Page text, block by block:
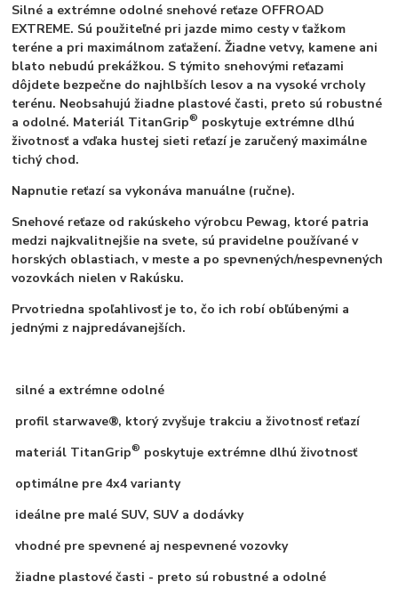
Silné a extrémne odolné snehové reťaze OFFROAD
EXTREME. Sú použiteľné pri jazde mimo cesty v ťažkom
teréne a pri maximálnom zaťažení. Žiadne vetvy, kamene ani
blato nebudú prekážkou. S týmito snehovými reťazami
dôjdete bezpečne do najhlbších lesov a na vysoké vrcholy
terénu. Neobsahujú žiadne plastové časti, preto sú robustné
a odolné. Materiál TitanGrip® poskytuje extrémne dlhú
životnosť a vďaka hustej sieti reťazí je zaručený maximálne
tichý chod.
Napnutie reťazí sa vykonáva manuálne (ručne).
Snehové reťaze od rakúskeho výrobcu Pewag, ktoré patria
medzi najkvalitnejšie na svete, sú pravidelne používané v
horských oblastiach, v meste a po spevnených/nespevnených
vozovkách nielen v Rakúsku.
Prvotriedna spoľahlivosť je to, čo ich robí obľúbenými a
jednými z najpredávanejších.
silné a extrémne odolné
profil starwave®, ktorý zvyšuje trakciu a životnosť reťazí
materiál TitanGrip® poskytuje extrémne dlhú životnosť
optimálne pre 4x4 varianty
ideálne pre malé SUV, SUV a dodávky
vhodné pre spevnené aj nespevnené vozovky
žiadne plastové časti - preto sú robustné a odolné